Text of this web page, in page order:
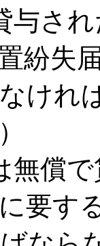
さ
紛失
けれ
償で
要す